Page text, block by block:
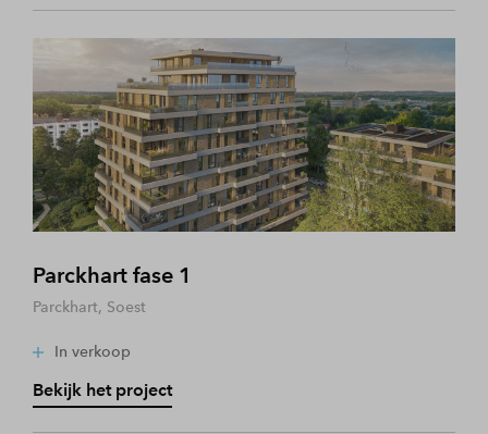
Parckhart fase 1
Parckhart, Soest
In verkoop
Bekijk het project